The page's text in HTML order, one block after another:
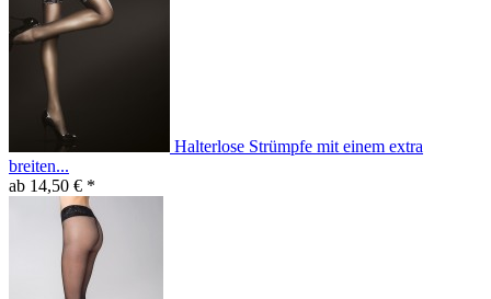
Halterlose Strümpfe mit einem extra
breiten...
ab 14,50 € *